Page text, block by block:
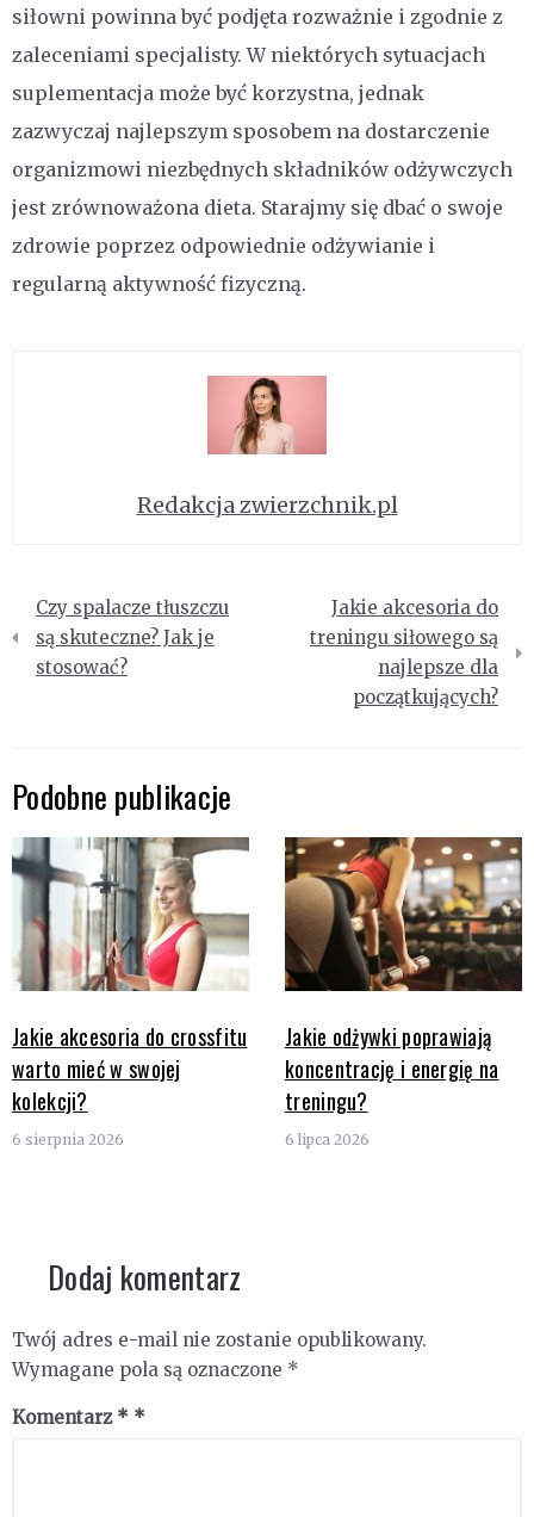
siłowni powinna być podjęta rozważnie i zgodnie z
zaleceniami specjalisty. W niektórych sytuacjach
suplementacja może być korzystna, jednak
zazwyczaj najlepszym sposobem na dostarczenie
organizmowi niezbędnych składników odżywczych
jest zrównoważona dieta. Starajmy się dbać o swoje
zdrowie poprzez odpowiednie odżywianie i
regularną aktywność fizyczną.
Redakcja zwierzchnik.pl
Nawigacja
wpisu
Czy spalacze tłuszczu
są skuteczne? Jak je
stosować?
Jakie akcesoria do
treningu siłowego są
najlepsze dla
początkujących?
Podobne publikacje
Jakie akcesoria do crossfitu
warto mieć w swojej
kolekcji?
6 sierpnia 2026
Jakie odżywki poprawiają
koncentrację i energię na
treningu?
6 lipca 2026
Dodaj komentarz
Twój adres e-mail nie zostanie opublikowany.
Wymagane pola są oznaczone *
Komentarz *